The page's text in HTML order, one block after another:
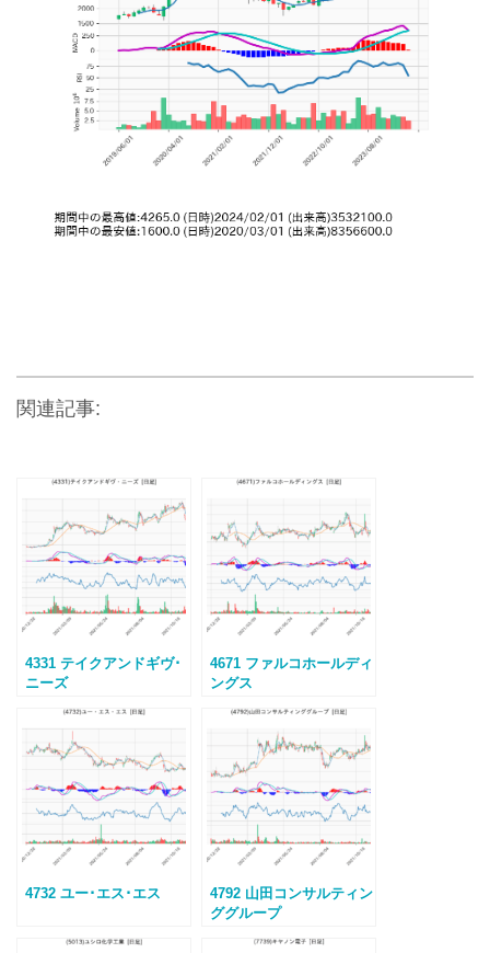
関連記事:
4331 テイクアンドギヴ･
ニーズ
4671 ファルコホールディ
ングス
4732 ユー･エス･エス
4792 山田コンサルティン
ググループ